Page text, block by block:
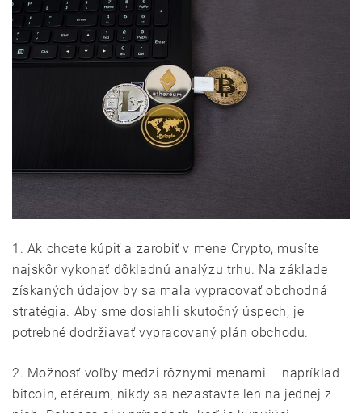
1. Ak chcete kúpiť a zarobiť v mene Crypto, musíte
najskôr vykonať dôkladnú analýzu trhu. Na základe
získaných údajov by sa mala vypracovať obchodná
stratégia. Aby sme dosiahli skutočný úspech, je
potrebné dodržiavať vypracovaný plán obchodu.
2. Možnosť voľby medzi rôznymi menami – napríklad
bitcoin, etéreum, nikdy sa nezastavte len na jednej z